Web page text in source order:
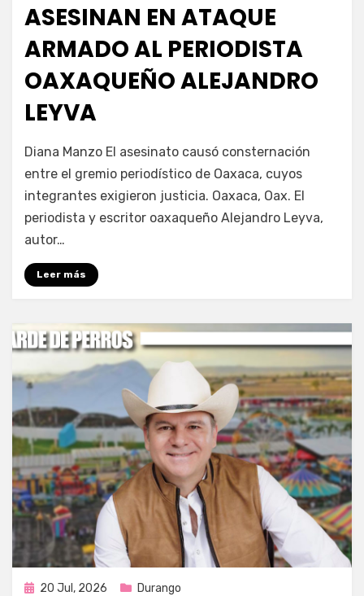
ASESINAN EN ATAQUE
ARMADO AL PERIODISTA
OAXAQUEÑO ALEJANDRO
LEYVA
Fernando Miranda Servín
Diana Manzo El asesinato causó consternación
entre el gremio periodístico de Oaxaca, cuyos
integrantes exigieron justicia. Oaxaca, Oax. El
periodista y escritor oaxaqueño Alejandro Leyva,
autor…
Leer más
Publicada
20 Jul, 2026 Durango